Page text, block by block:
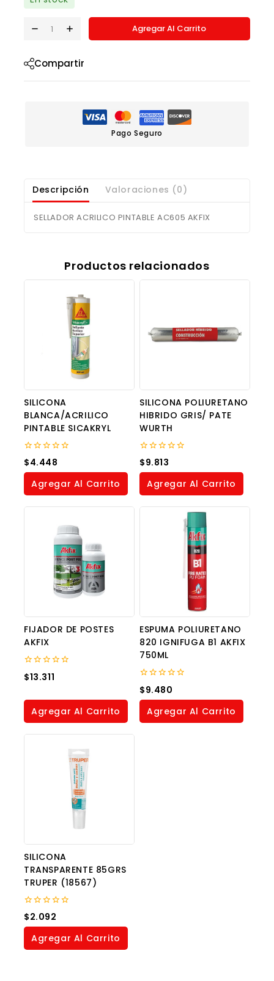
Agregar Al Carrito
Compartir
Pago Seguro
Descripción Valoraciones (0)
SELLADOR ACRILICO PINTABLE AC605 AKFIX
Productos relacionados
SILICONA
BLANCA/ACRILICO
PINTABLE SICAKRYL
0
out
of
$4.448
Agregar Al Carrito
SILICONA POLIURETANO
HIBRIDO GRIS/ PATE
WURTH
0
out
of
$9.813
Agregar Al Carrito
FIJADOR DE POSTES
AKFIX
0
out
5
$13.311
Agregar Al Carrito
ESPUMA POLIURETANO
820 IGNIFUGA B1 AKFIX
750ML
0
out
of
$9.480
Agregar Al Carrito
SILICONA
TRANSPARENTE 85GRS
TRUPER (18567)
0
out
of
$2.092
Agregar Al Carrito